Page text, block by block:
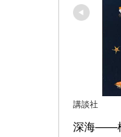
講談社
深海――